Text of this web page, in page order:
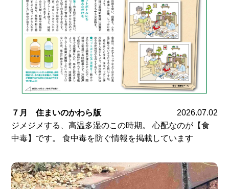
７月 住まいのかわら版
2026.07.02
ジメジメする、高温多湿のこの時期。 心配なのが【食
中毒】です。 食中毒を防ぐ情報を掲載しています